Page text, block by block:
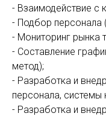
- Взаимодействие с
- Подбор персонала
- Мониторинг рынка
- Составление
метод);
- Разработка и
персонала, системы
- Разработка и